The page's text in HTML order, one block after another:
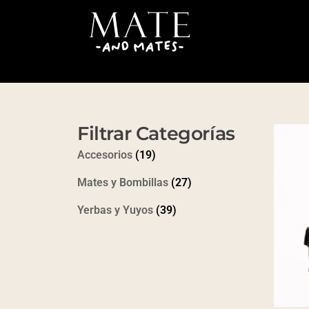
Filtrar Categorías
Accesorios (19)
Mates y Bombillas (27)
Yerbas y Yuyos (39)